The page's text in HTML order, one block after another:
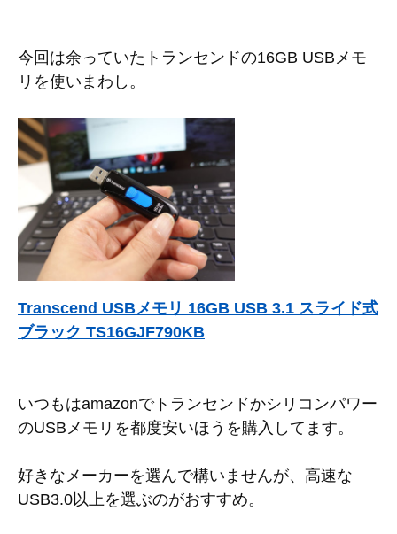
今回は余っていたトランセンドの16GB USBメモ
リを使いまわし。
Transcend USBメモリ 16GB USB 3.1 スライド式
ブラック TS16GJF790KB
いつもはamazonでトランセンドかシリコンパワー
のUSBメモリを都度安いほうを購入してます。
好きなメーカーを選んで構いませんが、高速な
USB3.0以上を選ぶのがおすすめ。